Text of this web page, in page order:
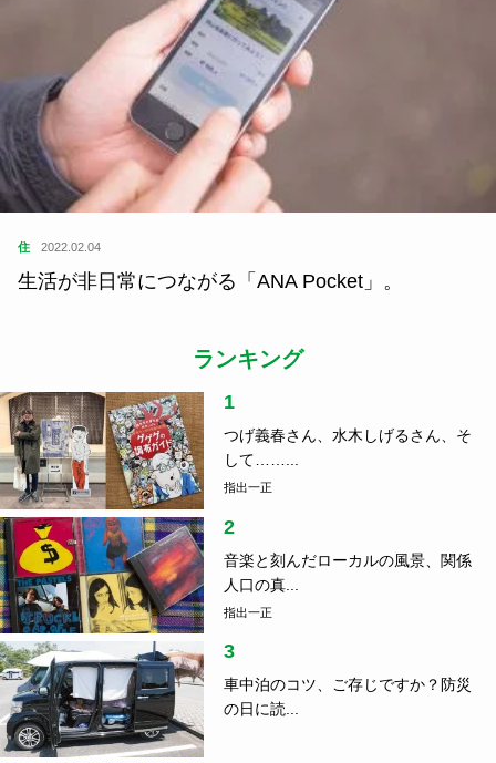
住 2022.02.04
生活が非日常につながる「ANA Pocket」。
ランキング
1
つげ義春さん、水木しげるさん、そ
して……...
指出一正
2
音楽と刻んだローカルの風景、関係
人口の真...
指出一正
3
車中泊のコツ、ご存じですか？防災
の日に読...